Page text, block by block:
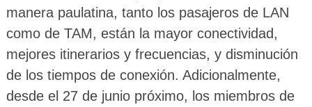
manera paulatina, tanto los pasajeros de LAN
como de TAM, están la mayor conectividad,
mejores itinerarios y frecuencias, y disminución
de los tiempos de conexión. Adicionalmente,
desde el 27 de junio próximo, los miembros de